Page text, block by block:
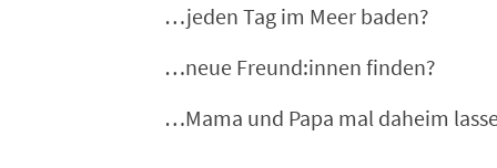
…jeden Tag im Meer baden?
…neue Freund:innen finden?
…Mama und Papa mal daheim